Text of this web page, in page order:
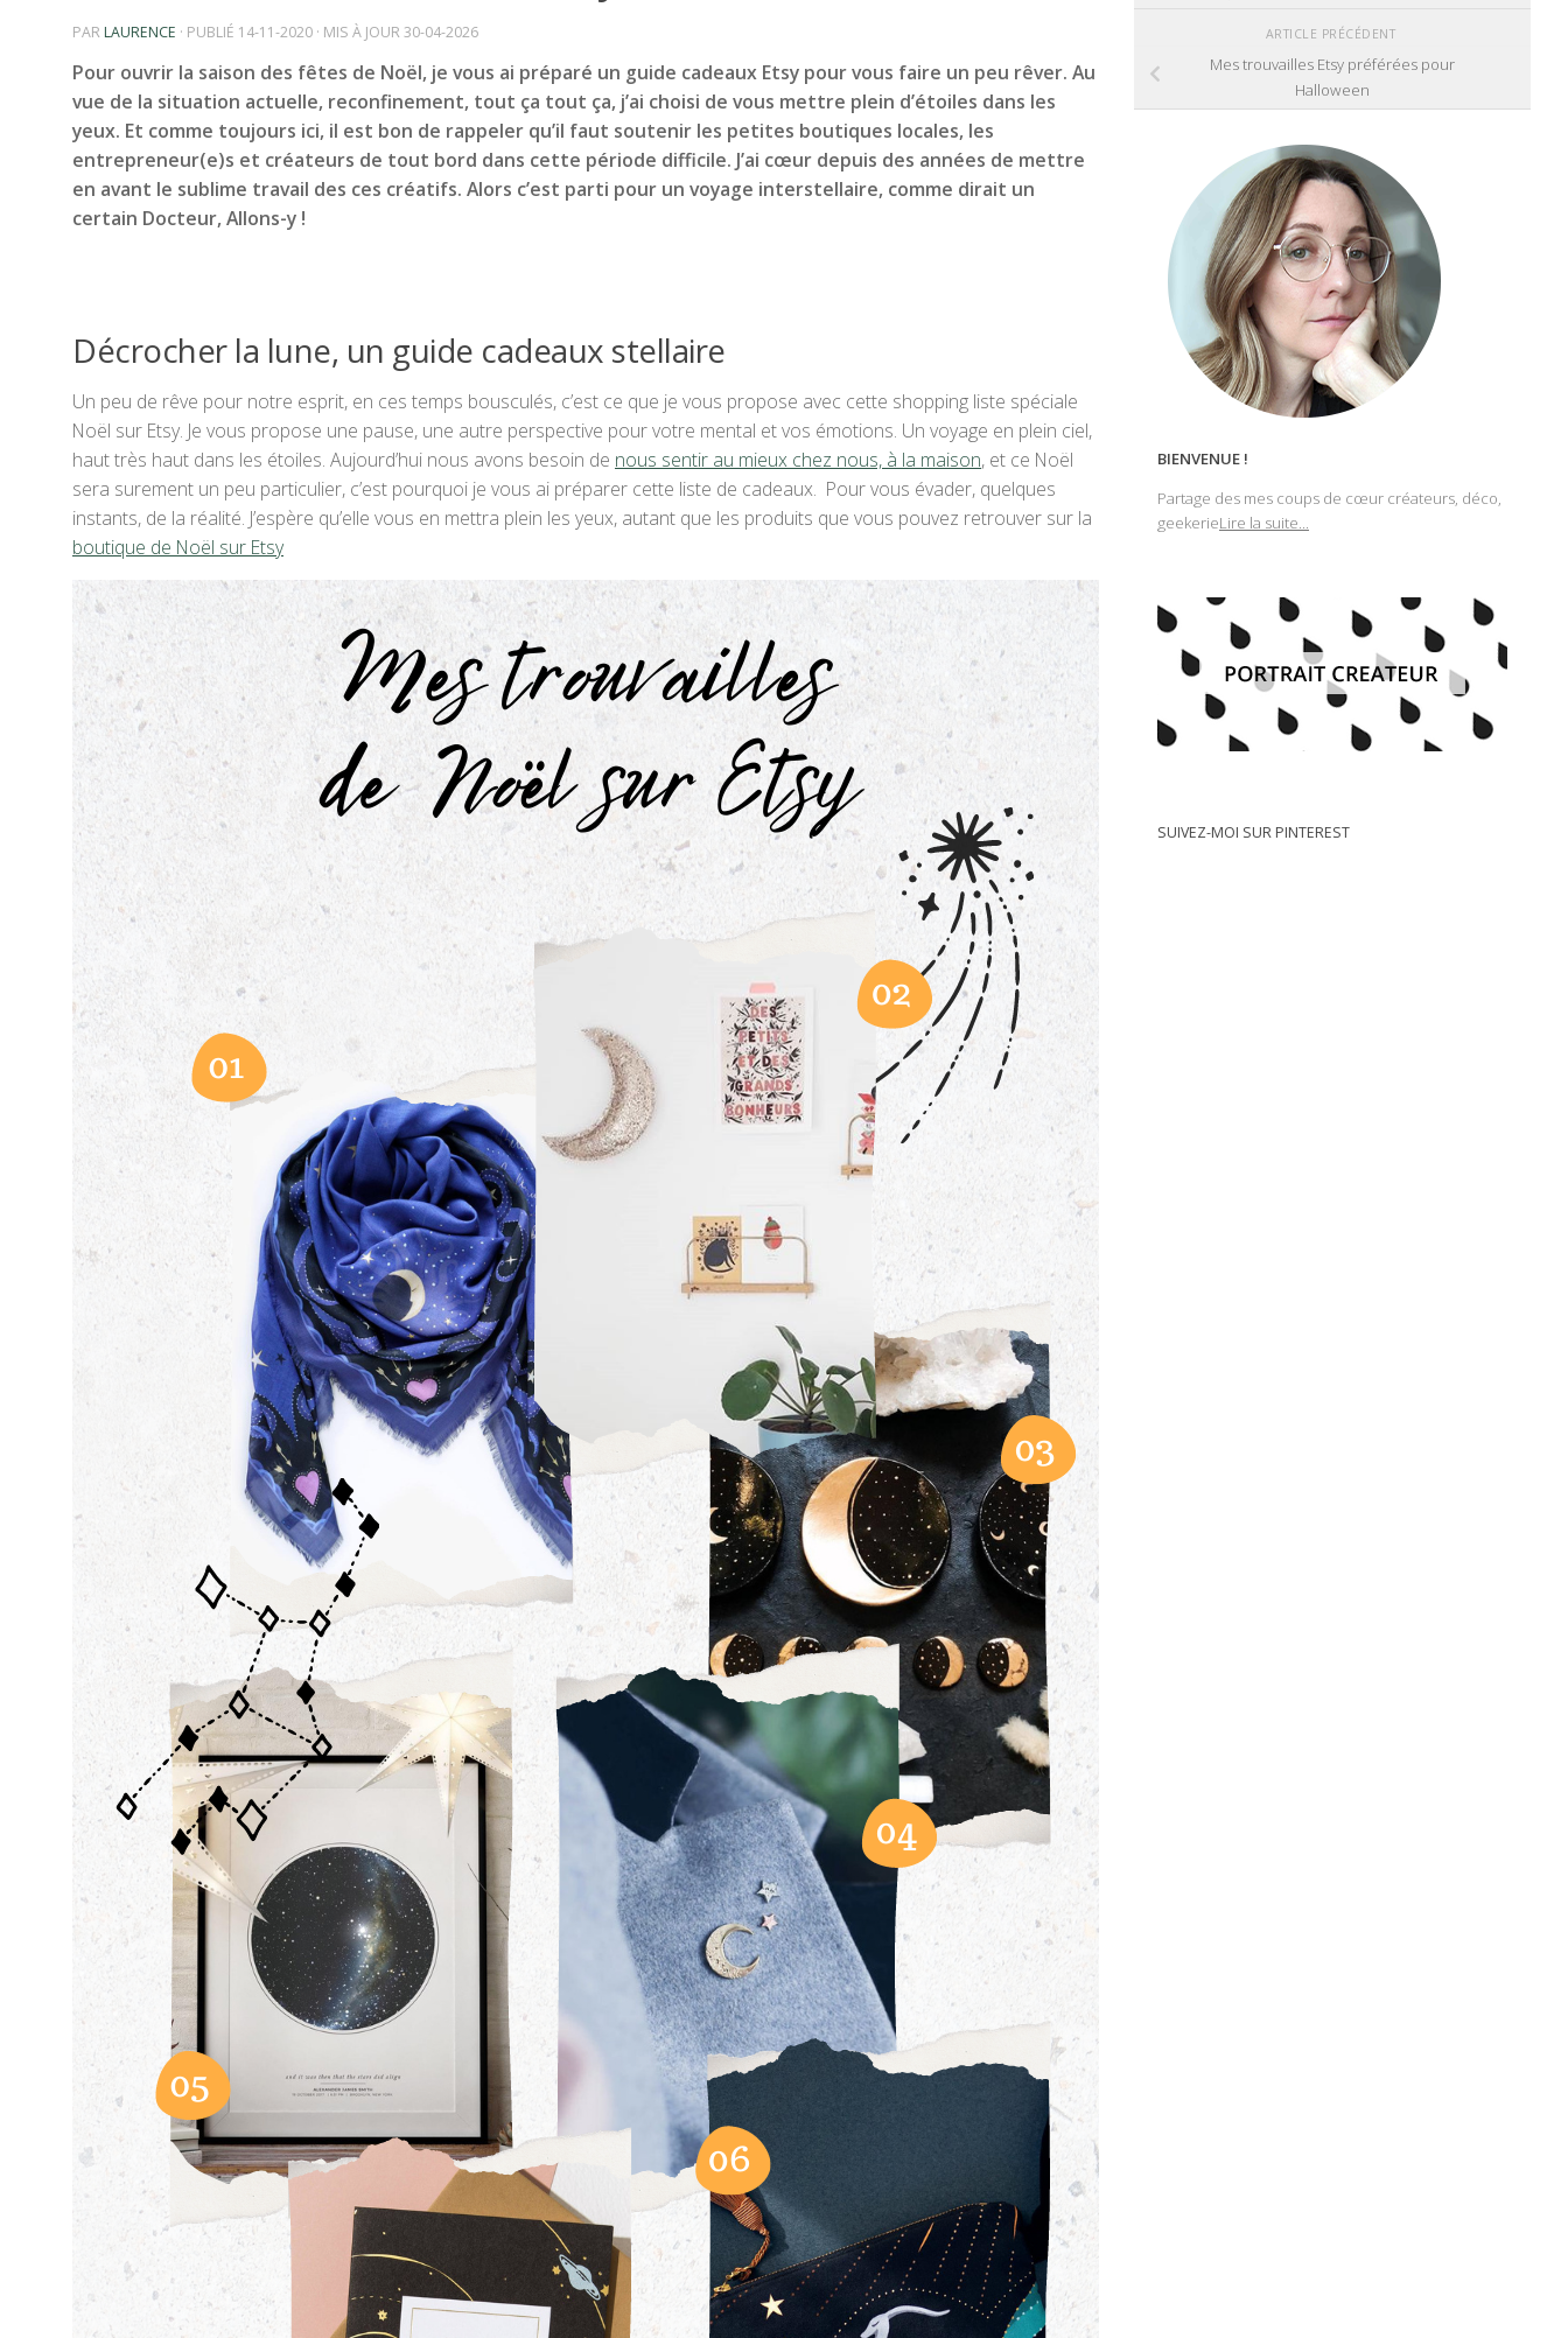
PAR LAURENCE · PUBLIÉ 14-11-2020 · MIS À JOUR 30-04-2026
Pour ouvrir la saison des fêtes de Noël, je vous ai préparé un guide cadeaux Etsy pour vous faire un peu rêver. Au
vue de la situation actuelle, reconfinement, tout ça tout ça, j’ai choisi de vous mettre plein d’étoiles dans les
yeux. Et comme toujours ici, il est bon de rappeler qu’il faut soutenir les petites boutiques locales, les
entrepreneur(e)s et créateurs de tout bord dans cette période difficile. J’ai cœur depuis des années de mettre
en avant le sublime travail des ces créatifs. Alors c’est parti pour un voyage interstellaire, comme dirait un
certain Docteur, Allons-y !
Décrocher la lune, un guide cadeaux stellaire
Un peu de rêve pour notre esprit, en ces temps bousculés, c’est ce que je vous propose avec cette shopping liste spéciale
Noël sur Etsy. Je vous propose une pause, une autre perspective pour votre mental et vos émotions. Un voyage en plein ciel,
haut très haut dans les étoiles. Aujourd’hui nous avons besoin de nous sentir au mieux chez nous, à la maison, et ce Noël
sera surement un peu particulier, c’est pourquoi je vous ai préparer cette liste de cadeaux. Pour vous évader, quelques
instants, de la réalité. J’espère qu’elle vous en mettra plein les yeux, autant que les produits que vous pouvez retrouver sur la
boutique de Noël sur Etsy
ARTICLE PRÉCÉDENT
Mes trouvailles Etsy préférées pour
Halloween
BIENVENUE !
Partage des mes coups de cœur créateurs, déco,
geekerieLire la suite...
SUIVEZ-MOI SUR PINTEREST